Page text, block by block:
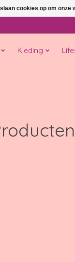
Kleding
cookies op om onze